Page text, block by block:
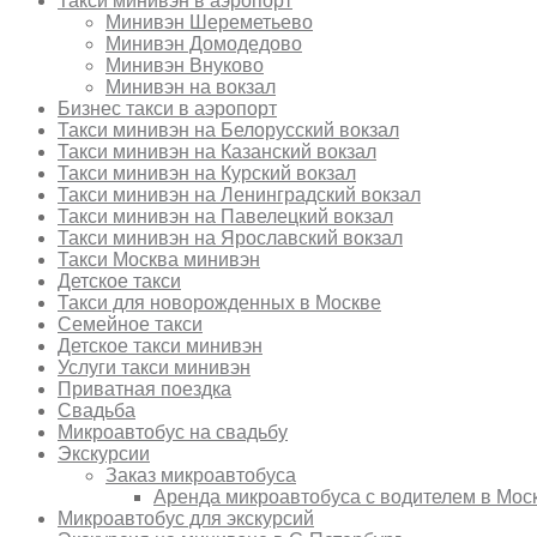
Минивэн Шереметьево
Минивэн Домодедово
Минивэн Внуково
Минивэн на вокзал
Бизнес такси в аэропорт
Такси минивэн на Белорусский вокзал
Такси минивэн на Казанский вокзал
Такси минивэн на Курский вокзал
Такси минивэн на Ленинградский вокзал
Такси минивэн на Павелецкий вокзал
Такси минивэн на Ярославский вокзал
Такси Москва минивэн
Детское такси
Такси для новорожденных в Москве
Семейное такси
Детское такси минивэн
Услуги такси минивэн
Приватная поездка
Свадьба
Микроавтобус на свадьбу
Экскурсии
Заказ микроавтобуса
Аренда микроавтобуса с водителем в
Микроавтобус для экскурсий